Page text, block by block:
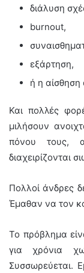
διάλυση
burnout,
εξάρτηση,
ή η αίσθηση
Και πολλές
μιλήσουν
πόνου τους,
διαχειρίζονται
Πολλοί άνδρες
Έμαθαν να τον
Το πρόβλημα
για χρόνια
Συσσωρεύεται.